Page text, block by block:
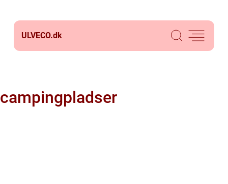
ULVECO.dk
campingpladser